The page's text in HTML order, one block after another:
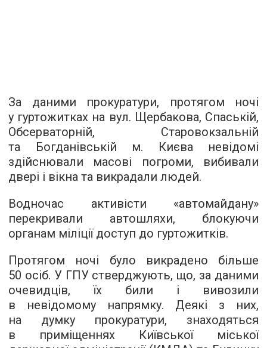
За даними прокуратури, протягом ночі
у гуртожитках на вул. Щербакова, Спаській,
Обсерваторній, Старовокзальній
та Богданівській м. Києва невідомі
здійснювали масові погроми, вибивали
двері і вікна та викрадали людей.
Водночас активісти «автомайдану»
перекривали автошляхи, блокуючи
органам міліції доступ до гуртожитків.
Протягом ночі було викрадено більше
50 осіб. У ГПУ стверджують, що, за даними
очевидців, їх били і вивозили
в невідомому напрямку. Деякі з них,
на думку прокуратури, знаходяться
в приміщеннях Київської міської